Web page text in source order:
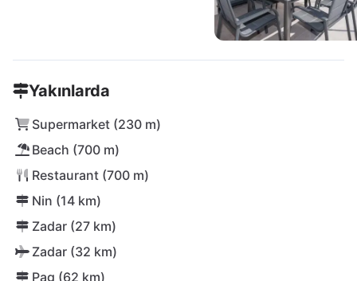
Yakınlarda
Supermarket (230 m)
Beach (700 m)
Restaurant (700 m)
Nin (14 km)
Zadar (27 km)
Zadar (32 km)
Pag (62 km)